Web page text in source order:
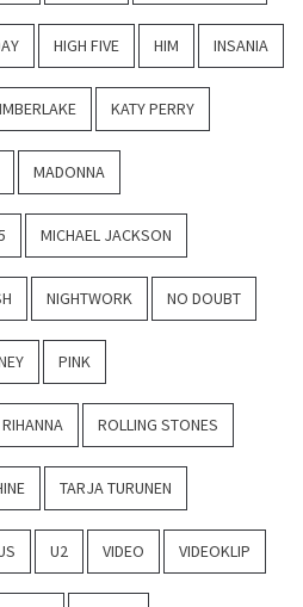
HIGH FIVE HIM INSANIA
KATY PERRY
MADONNA
MICHAEL JACKSON
NIGHTWORK NO DOUBT
PINK
RIHANNA ROLLING STONES
TARJA TURUNEN
U2 VIDEO VIDEOKLIP